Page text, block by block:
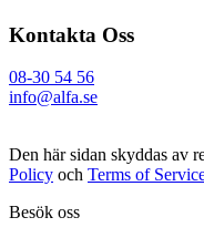
Kontakta Oss
08-30 54 56
info@alfa.se
Den här sidan skyddas av
Policy och Terms of
Besök oss